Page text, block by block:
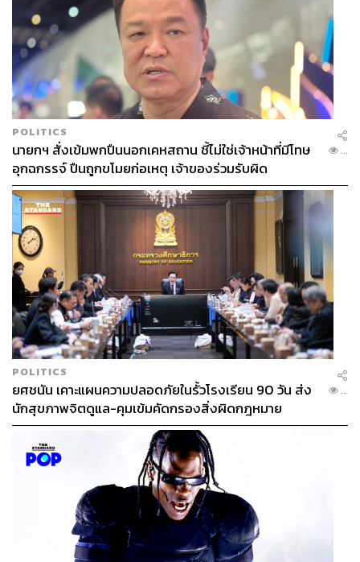
POLITICS
นายกฯ สั่งเข้มพกปืนนอกเคหสถาน ชี้ไม่ใช่เจ้าหน้าที่มีโทษ
อุกฉกรรจ์ ปืนถูกขโมยก่อเหตุ เจ้าของร่วมรับผิด
...
POLITICS
ยศชนัน เคาะแผนความปลอดภัยในรั้วโรงเรียน 90 วัน ส่ง
นักสุขภาพจิตดูแล-คุมเข้มคัดกรองสิ่งผิดกฎหมาย
...